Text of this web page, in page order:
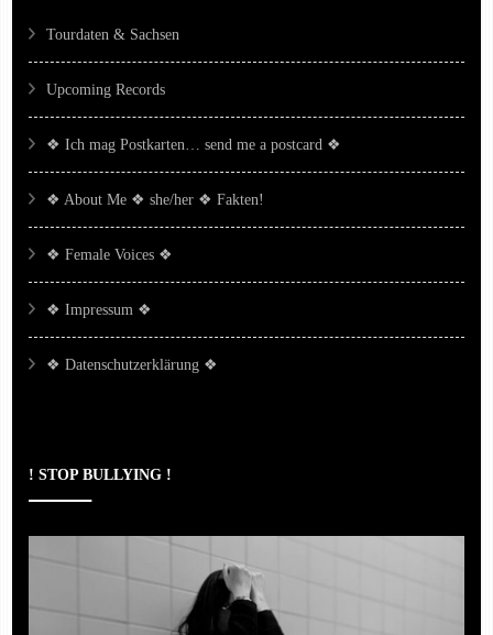
Tourdaten & Sachsen
Upcoming Records
❖ Ich mag Postkarten… send me a postcard ❖
❖ About Me ❖ she/her ❖ Fakten!
❖ Female Voices ❖
❖ Impressum ❖
❖ Datenschutzerklärung ❖
! STOP BULLYING !